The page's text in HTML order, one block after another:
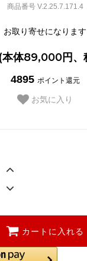
商品番号 V.2.25.7.171.4
お取り寄せになります
体89,000円、
4895 ポイント還元
お気に入り
カートに入れる